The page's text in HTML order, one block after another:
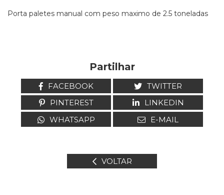
Porta paletes manual com peso maximo de 2.5 toneladas
Partilhar
FACEBOOK
TWITTER
PINTEREST
LINKEDIN
WHATSAPP
E-MAIL
VOLTAR